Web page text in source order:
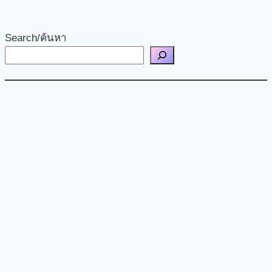
Search/ค้นหา